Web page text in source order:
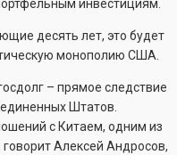
инвестициям.
десять лет, это будет
монополию США.
– прямое следствие
Штатов.
с Китаем, одним из
Алексей Андросов,